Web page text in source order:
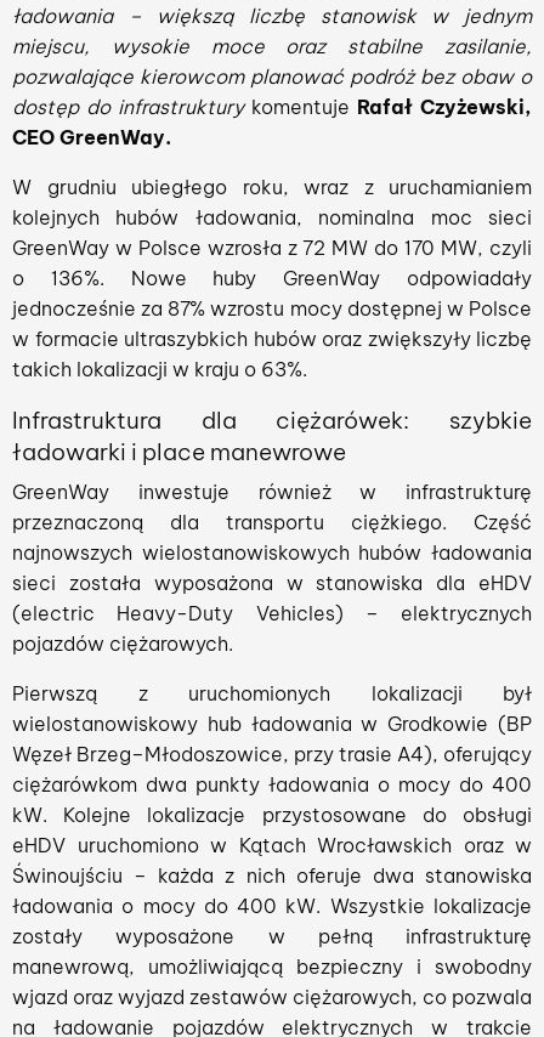
ładowania – większą liczbę stanowisk w jednym
miejscu, wysokie moce oraz stabilne zasilanie,
pozwalające kierowcom planować podróż bez obaw o
dostęp do infrastruktury komentuje Rafał Czyżewski,
CEO GreenWay.
W grudniu ubiegłego roku, wraz z uruchamianiem
kolejnych hubów ładowania, nominalna moc sieci
GreenWay w Polsce wzrosła z 72 MW do 170 MW, czyli
o 136%. Nowe huby GreenWay odpowiadały
jednocześnie za 87% wzrostu mocy dostępnej w Polsce
w formacie ultraszybkich hubów oraz zwiększyły liczbę
takich lokalizacji w kraju o 63%.
Infrastruktura dla ciężarówek: szybkie
ładowarki i place manewrowe
GreenWay inwestuje również w infrastrukturę
przeznaczoną dla transportu ciężkiego. Część
najnowszych wielostanowiskowych hubów ładowania
sieci została wyposażona w stanowiska dla eHDV
(electric Heavy-Duty Vehicles) – elektrycznych
pojazdów ciężarowych.
Pierwszą z uruchomionych lokalizacji był
wielostanowiskowy hub ładowania w Grodkowie (BP
Węzeł Brzeg–Młodoszowice, przy trasie A4), oferujący
ciężarówkom dwa punkty ładowania o mocy do 400
kW. Kolejne lokalizacje przystosowane do obsługi
eHDV uruchomiono w Kątach Wrocławskich oraz w
Świnoujściu – każda z nich oferuje dwa stanowiska
ładowania o mocy do 400 kW. Wszystkie lokalizacje
zostały wyposażone w pełną infrastrukturę
manewrową, umożliwiającą bezpieczny i swobodny
wjazd oraz wyjazd zestawów ciężarowych, co pozwala
na ładowanie pojazdów elektrycznych w trakcie